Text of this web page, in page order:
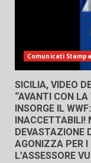
Comunicati Stampa
SICILIA, VIDEO
“AVANTI CON
INSORGE IL
INACCETTABILI!
DEVASTAZIONE
AGONIZZA PER
L’ASSESSORE